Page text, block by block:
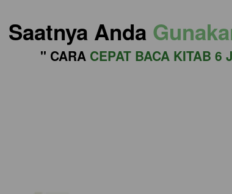
Saatnya Anda
" CARA CEPAT BACA KITAB 6